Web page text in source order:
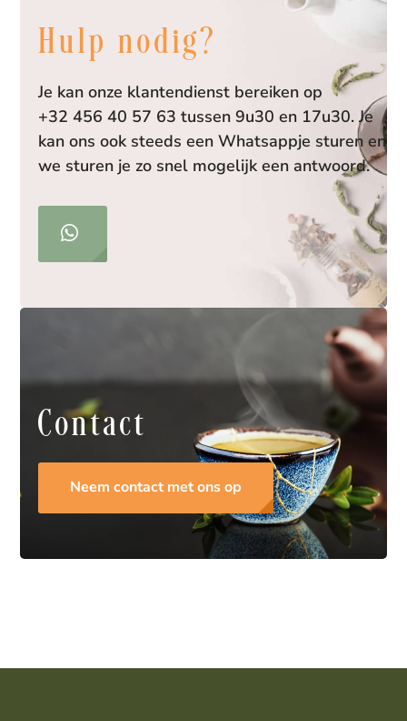
Hulp nodig?
Je kan onze klantendienst bereiken op
+32 456 40 57 63 tussen 9u30 en 17u30. Je
kan ons ook steeds een Whatsappje sturen en
we sturen je zo snel mogelijk een antwoord.
Contact
Neem contact met ons op